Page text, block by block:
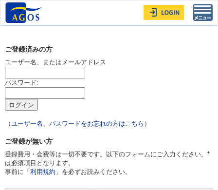
ご登録済みの方
ユーザー名、またはメールアドレス
パスワード:
（ユーザー名、パスワードをお忘れの方はこちら ）
ご登録が無い方
登録費用・会費等は一切不要です。以下のフォームにご入力ください。*
は必須項目となります。
事前に「 利用規約 」を必ずお読みください。